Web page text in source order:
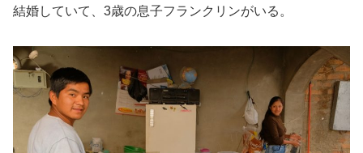
結婚していて、3歳の息子フランクリンがいる。